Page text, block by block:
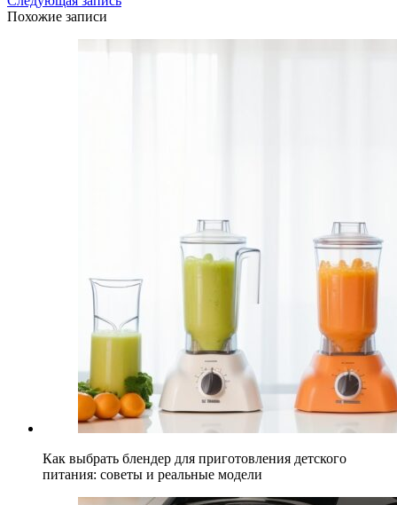
Похожие записи
Как выбрать блендер для приготовления детского
питания: советы и реальные модели